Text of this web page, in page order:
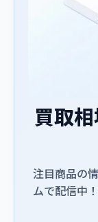
買取
注目商品の
ムで配信中